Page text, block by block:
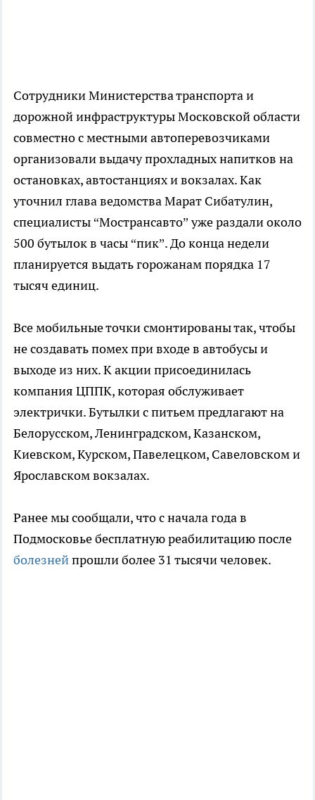
Сотрудники Министерства транспорта и
дорожной инфраструктуры Московской области
совместно с местными автоперевозчиками
организовали выдачу прохладных напитков на
остановках, автостанциях и вокзалах. Как
уточнил глава ведомства Марат Сибатулин,
специалисты “Мострансавто” уже раздали около
500 бутылок в часы “пик”. До конца недели
планируется выдать горожанам порядка 17
тысяч единиц.
Все мобильные точки смонтированы так, чтобы
не создавать помех при входе в автобусы и
выходе из них. К акции присоединилась
компания ЦППК, которая обслуживает
электрички. Бутылки с питьем предлагают на
Белорусском, Ленинградском, Казанском,
Киевском, Курском, Павелецком, Савеловском и
Ярославском вокзалах.
Ранее мы сообщали, что с начала года в
Подмосковье бесплатную реабилитацию после
болезнейпрошли более 31 тысячи человек.